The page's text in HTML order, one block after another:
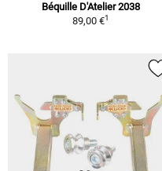
Béquille D'Atelier 2038
89,00 €1